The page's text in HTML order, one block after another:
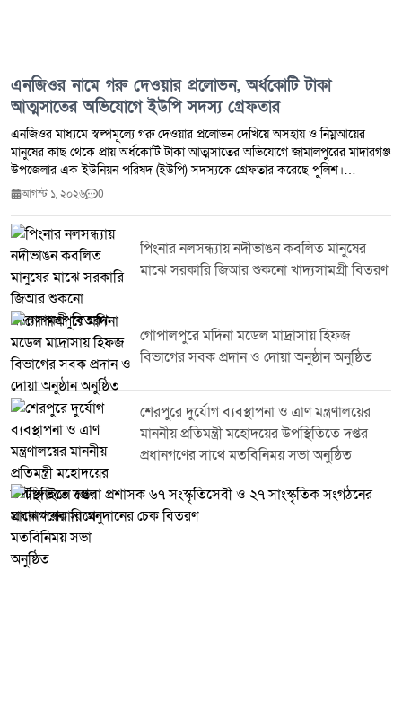
এনজিওর নামে গরু দেওয়ার প্রলোভন, অর্ধকোটি টাকা
আত্মসাতের অভিযোগে ইউপি সদস্য গ্রেফতার
এনজিওর মাধ্যমে স্বল্পমূল্যে গরু দেওয়ার প্রলোভন দেখিয়ে অসহায় ও নিম্নআয়ের
মানুষের কাছ থেকে প্রায় অর্ধকোটি টাকা আত্মসাতের অভিযোগে জামালপুরের মাদারগঞ্জ
উপজেলার এক ইউনিয়ন পরিষদ (ইউপি) সদস্যকে গ্রেফতার করেছে পুলিশ।
গ্রেফতারকৃত মোহাম্মদ আলী জিন্নাহ মাদারগঞ্জ উপজেলার চরপাকেরদহ ইউনিয়নের ৮
বদিউজ্জামাল বদি'র ছেলে। পুলিশ ও স্থানীয় সূত্রে জানা যায়, মোহাম্মদ আলী জিন্নাহ
দীর্ঘদিন ধরে একটি এনজিওর মাধ্যমে কম খরচে গরু দেওয়ার আশ্বাস দিয়ে বিভিন্ন
এলাকার সাধারণ মানুষের কাছ থেকে মোটা অঙ্কের টাকা সংগ্রহ করেন। অনেক গ্রাহক
লাভজনক প্রকল্পের আশায় নিজেদের সঞ্চয়, এমনকি ধারদেনা করে টাকা জমা দেন।
কিন্তু নির্ধারিত সময়ে গরু কিংবা বিনিয়োগের অর্থ ফেরত না পেয়ে প্রতারণার বিষয়টি
সামনে আসে। অভিযোগ রয়েছে, এভাবে শতাধিক গ্রাহকের কাছ থেকে প্রায় অর্ধকোটি
টাকা সংগ্রহ করে আত্মসাৎ করা হয়েছে। দীর্ঘদিন ধরে ভুক্তভোগীরা টাকা ফেরতের দাবি
জানিয়ে আসলেও কোনো সুরাহা না হওয়ায় তারা আইনের আশ্রয় নেন। পরে অভিযোগের
ভিত্তিতে পুলিশ অভিযান চালিয়ে অভিযুক্ত ইউপি সদস্যকে গ্রেফতার করে।
ভুক্তভোগীদের দাবি, জনপ্রতিনিধি হওয়ার কারণে তারা তার ওপর আস্থা রেখেই টাকা
জমা দিয়েছিলেন। কিন্তু সেই বিশ্বাসের সুযোগ নিয়ে তিনি তাদের সঙ্গে প্রতারণা
করেছেন। তারা আত্মসাৎ হওয়া অর্থ দ্রুত উদ্ধার এবং ঘটনার সঙ্গে জড়িত অন্যদেরও
আইনের আওতায় আনার দাবি জানান। পুলিশ জানিয়েছে, প্রাথমিক তদন্তে প্রতারণার
অভিযোগের সত্যতা যাচাই করা হচ্ছে। এ ঘটনায় দায়ের হওয়া মামলার তদন্ত চলছে
এবং আত্মসাৎ হওয়া অর্থের বিষয়ে বিস্তারিত অনুসন্ধান করা হচ্ছে। তদন্তে অন্য কোনো
ব্যক্তি জড়িত থাকলে তাদের বিরুদ্ধেও প্রয়োজনীয় আইনগত ব্যবস্থা নেওয়া হবে। এ
ঘটনায় এলাকায় ব্যাপক চাঞ্চল্যের সৃষ্টি হয়েছে। একজন জনপ্রতিনিধির বিরুদ্ধে এমন
গুরুতর প্রতারণার অভিযোগে স্থানীয়দের মধ্যে ক্ষোভ ও উদ্বেগ বিরাজ করছে। অনেকেই
দোষীদের দৃষ্টান্তমূলক শাস্তি নিশ্চিত করার পাশাপাশি ক্ষতিগ্রস্ত গ্রাহকদের অর্থ ফেরত
দেওয়ার দাবি জানিয়েছেন।
আগস্ট ১, ২০২৬ 0
পিংনার নলসন্ধ্যায় নদীভাঙন কবলিত মানুষের
মাঝে সরকারি জিআর শুকনো খাদ্যসামগ্রী বিতরণ
গোপালপুরে মদিনা মডেল মাদ্রাসায় হিফজ
বিভাগের সবক প্রদান ও দোয়া অনুষ্ঠান অনুষ্ঠিত
শেরপুরে দুর্যোগ ব্যবস্থাপনা ও ত্রাণ মন্ত্রণালয়ের
মাননীয় প্রতিমন্ত্রী মহোদয়ের উপস্থিতিতে দপ্তর
প্রধানগণের সাথে মতবিনিময় সভা অনুষ্ঠিত